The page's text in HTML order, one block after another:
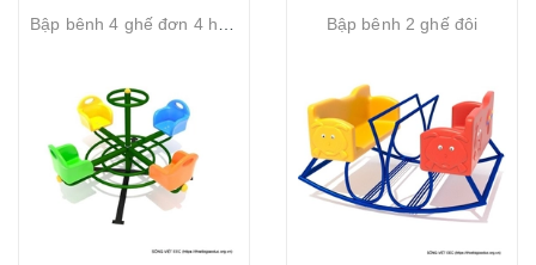
Bập bênh 2 ghế đôi